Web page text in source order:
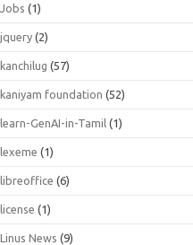
Jobs (1)
jquery (2)
kanchilug (57)
kaniyam foundation (52)
learn-GenAI-in-Tamil (1)
lexeme (1)
libreoffice (6)
license (1)
Linus News (9)